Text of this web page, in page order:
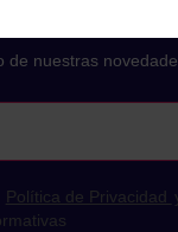
nuestras